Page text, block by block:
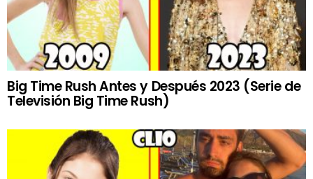
Big Time Rush Antes y Después 2023 (Serie de
Televisión Big Time Rush)